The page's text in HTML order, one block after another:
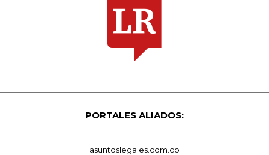
PORTALES ALIADOS:
asuntoslegales.com.co